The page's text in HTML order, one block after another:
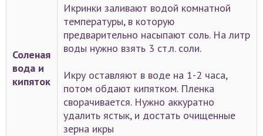
Соленая
вода и
кипяток
Икринки заливают водой комнатной
температуры, в которую
предварительно насыпают соль. На литр
воды нужно взять 3 ст.л. соли.
Икру оставляют в воде на 1-2 часа,
потом обдают кипятком. Пленка
сворачивается. Нужно аккуратно
удалить ястык, и достать очищенные
зерна икры